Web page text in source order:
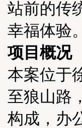
站前的传
幸福体验。
项目概况
本案位于
至狼山路
构成，办